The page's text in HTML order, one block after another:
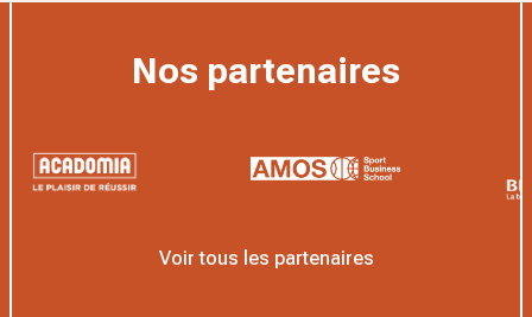
Nos partenaires
Voir tous les partenaires